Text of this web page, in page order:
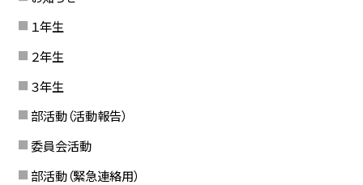
１年生
２年生
３年生
部活動（活動報告）
委員会活動
部活動（緊急連絡用）